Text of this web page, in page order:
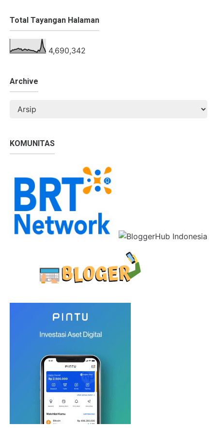
Total Tayangan Halaman
4,690,342
Archive
KOMUNITAS